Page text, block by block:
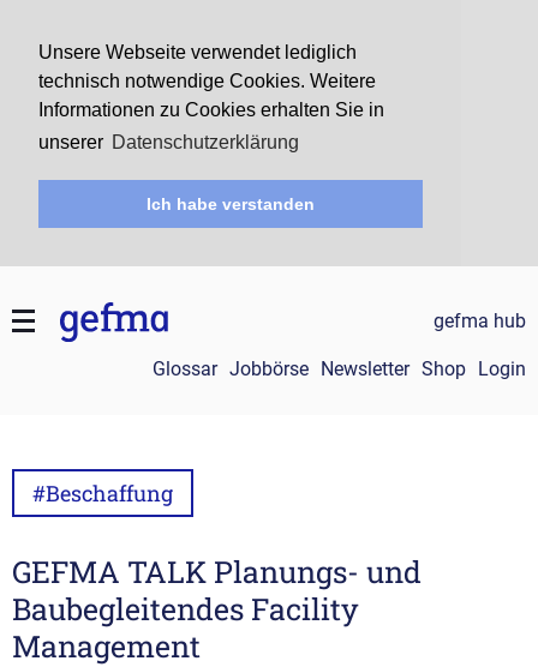
Unsere Webseite verwendet lediglich
technisch notwendige Cookies. Weitere
Informationen zu Cookies erhalten Sie in
unserer Datenschutzerklärung
Ich habe verstanden
gefma hub
Glossar Jobbörse Newsletter Shop Login
#Beschaffung
GEFMA TALK Planungs- und
Baubegleitendes Facility
Management